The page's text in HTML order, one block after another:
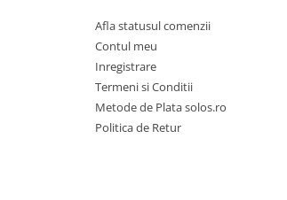
Afla statusul comenzii
Contul meu
Inregistrare
Termeni si Conditii
Metode de Plata solos.ro
Politica de Retur